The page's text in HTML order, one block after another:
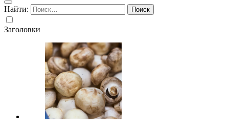
Найти:
Заголовки